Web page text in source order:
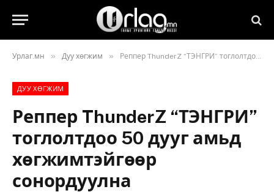
Урлаг.мн » Дуу хөгжим » Реппер ThunderZ “ТЭНГРИ” тоглолтдоо 50 дууг амьд хөгжимтэйгөөр сонордуулна
ДУУ ХӨГЖИМ
Реппер ThunderZ “ТЭНГРИ”
тоглолтдоо 50 дууг амьд
хөгжимтэйгөөр
сонордуулна